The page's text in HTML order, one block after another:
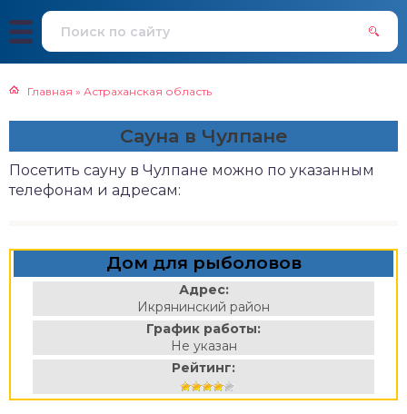
Главная » Астраханская область
Сауна в Чулпане
Посетить сауну в Чулпане можно по указанным
телефонам и адресам:
Дом для рыболовов
Адрес:
Икрянинский район
График работы:
Не указан
Рейтинг: